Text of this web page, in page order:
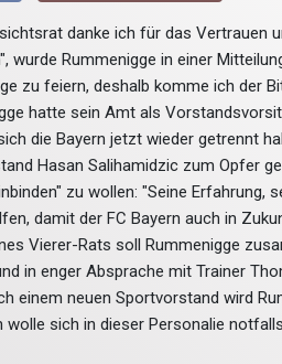
danke ich für das Vertrauen
wurde Rummenigge in einer
zu feiern, deshalb komme ich der
hatte sein Amt als
die Bayern jetzt wieder getrennt
Hasan Salihamidzic zum Opfer
zu wollen: "Seine
damit der FC Bayern auch in
Vierer-Rats soll Rummenigge
in enger Absprache mit Trainer
einem neuen Sportvorstand wird
wolle sich in dieser Personalie